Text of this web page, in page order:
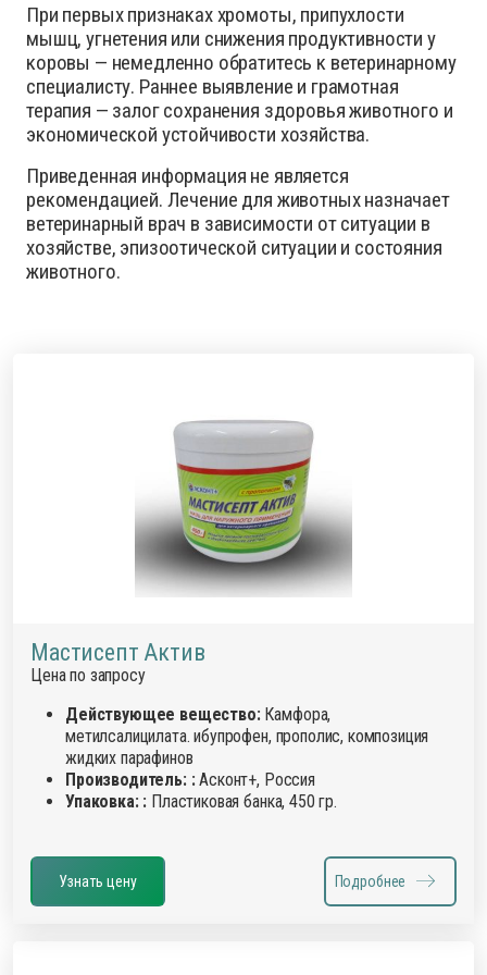
При первых признаках хромоты, припухлости
мышц, угнетения или снижения продуктивности у
коровы — немедленно обратитесь к ветеринарному
специалисту. Раннее выявление и грамотная
терапия — залог сохранения здоровья животного и
экономической устойчивости хозяйства.
Приведенная информация не является
рекомендацией. Лечение для животных назначает
ветеринарный врач в зависимости от ситуации в
хозяйстве, эпизоотической ситуации и состояния
животного.
Мастисепт Актив
Цена по запросу
Действующее вещество:Камфора,
метилсалицилата. ибупрофен, прополис, композиция
жидких парафинов
Производитель: :Асконт+, Россия
Упаковка: : Пластиковая банка, 450 гр.
Узнать цену Подробнее